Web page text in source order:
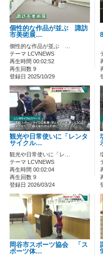
個性的な作品が並ぶ 諏訪
市美術展…
個性的な作品が並ぶ …
テーマ LCVNEWS
再生時間 00:02:52
再生回数 9
登録日 2025/10/29
観光や日常使いに「レンタ
サイクル…
観光や日常使いに「レ…
テーマ LCVNEWS
再生時間 00:02:04
再生回数 9
登録日 2026/03/24
岡谷市スポーツ協会 「ス
ポーツ体…